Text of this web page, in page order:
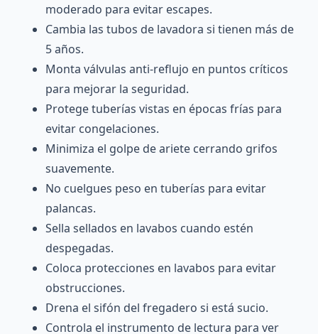
moderado para evitar escapes.
Cambia las tubos de lavadora si tienen más de
5 años.
Monta válvulas anti-reflujo en puntos críticos
para mejorar la seguridad.
Protege tuberías vistas en épocas frías para
evitar congelaciones.
Minimiza el golpe de ariete cerrando grifos
suavemente.
No cuelgues peso en tuberías para evitar
palancas.
Sella sellados en lavabos cuando estén
despegadas.
Coloca protecciones en lavabos para evitar
obstrucciones.
Drena el sifón del fregadero si está sucio.
Controla el instrumento de lectura para ver